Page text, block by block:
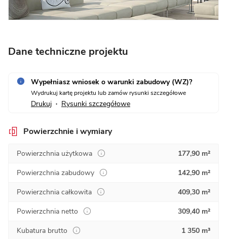
Dane techniczne projektu
Wypełniasz wniosek o warunki zabudowy (WZ)?
Wydrukuj kartę projektu lub zamów rysunki szczegółowe
Drukuj • Rysunki szczegółowe
Powierzchnie i wymiary
Powierzchnia użytkowa
177,90 m²
Powierzchnia zabudowy
142,90 m²
Powierzchnia całkowita
409,30 m²
Powierzchnia netto
309,40 m²
Kubatura brutto
1 350 m³